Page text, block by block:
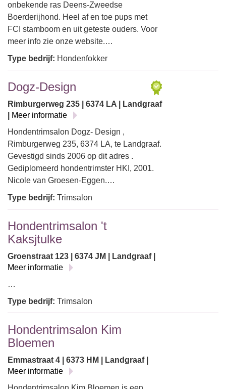
onbekende ras Deens-Zweedse
Boerderijhond. Heel af en toe pups met
FCI stamboom en uit geteste ouders. Voor
meer info zie onze website.…
Type bedrijf: Hondenfokker
Dogz-Design
Rimburgerweg 235 | 6374 LA | Landgraaf
Meer informatie
Hondentrimsalon Dogz- Design ,
Rimburgerweg 235, 6374 LA, te Landgraaf.
Gevestigd sinds 2006 op dit adres .
Gediplomeerd hondentrimster HKI, 2001.
Nicole van Groesen-Eggen.…
Type bedrijf: Trimsalon
Hondentrimsalon 't
Kaksjtulke
Groenstraat 123 | 6374 JM | Landgraaf |
Meer informatie
…
Type bedrijf: Trimsalon
Hondentrimsalon Kim
Bloemen
Emmastraat 4 | 6373 HM | Landgraaf |
Meer informatie